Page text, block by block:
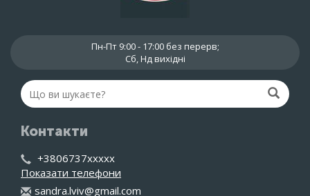
Пн-Пт 9:00 - 17:00 без перерв;
Сб, Нд вихідні
Контакти
+3806737xxxxx
Показати телефони
sandra.lviv@gmail.com